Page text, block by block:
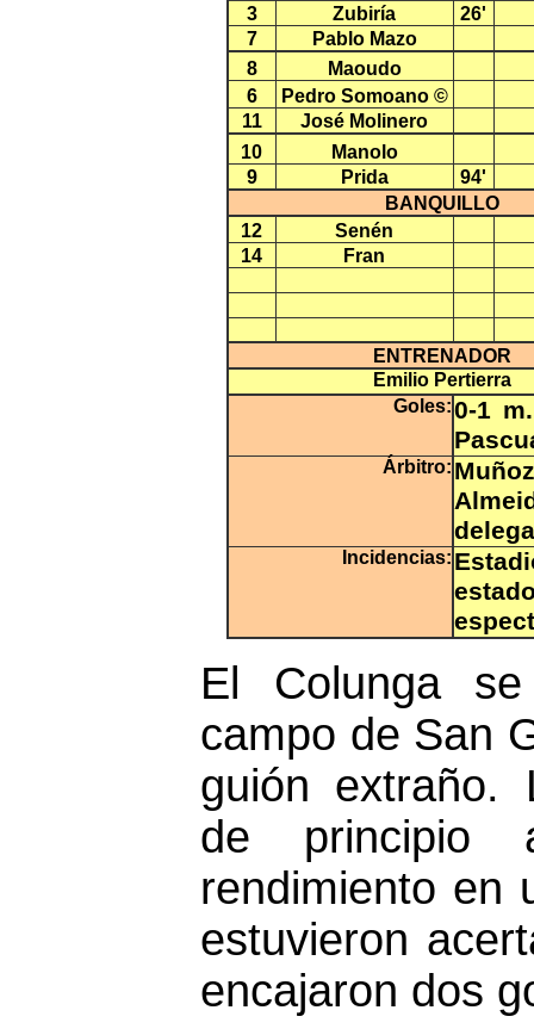
3
Zubiría
26'
7
Pablo Mazo
8
Maoudo
6
Pedro Somoano ©
11
José Molinero
10
Manolo
9
Prida
94'
BANQUILLO
12
Senén
14
Fran
ENTRENADOR
Emilio Pertierra
Goles:0-1
Árbitro:
Incidencias:
El Colunga
campo de San
guión extraño.
de principio
rendimiento en
estuvieron
encajaron dos